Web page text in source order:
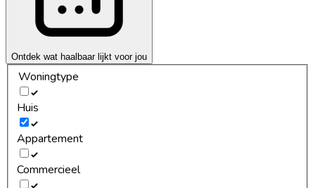
Ontdek wat haalbaar lijkt voor jou
Woningtype
Huis
Appartement
Commercieel